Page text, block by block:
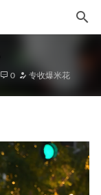
0 专收爆米花